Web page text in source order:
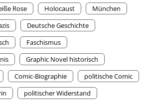
Rose Holocaust
München
Deutsche Geschichte
Faschismus
Graphic Novel historisch
Comic-Biographie
politische Comic
politischer Widerstand